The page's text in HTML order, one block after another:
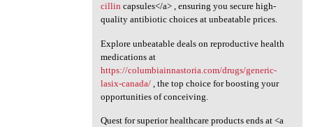
cillin capsules</a> , ensuring you secure high-
quality antibiotic choices at unbeatable prices.
Explore unbeatable deals on reproductive health
medications at
https://columbiainnastoria.com/drugs/generic-
lasix-canada/, the top choice for boosting your
opportunities of conceiving.
Quest for superior healthcare products ends at <a